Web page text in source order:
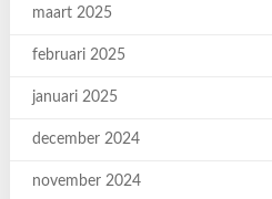
maart 2025
februari 2025
januari 2025
december 2024
november 2024